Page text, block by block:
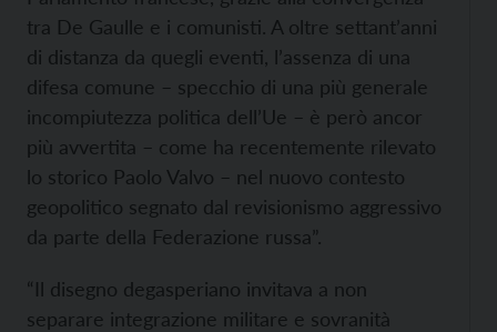
tra De Gaulle e i comunisti. A oltre settant’anni
di distanza da quegli eventi, l’assenza di una
difesa comune – specchio di una più generale
incompiutezza politica dell’Ue – è però ancor
più avvertita – come ha recentemente rilevato
lo storico Paolo Valvo – nel nuovo contesto
geopolitico segnato dal revisionismo aggressivo
da parte della Federazione russa”.
“Il disegno degasperiano invitava a non
separare integrazione militare e sovranità